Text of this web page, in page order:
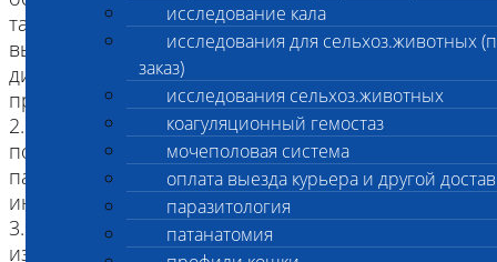
исследование кала
исследования для сельхоз.животных
заказ)
исследования сельхоз.животных
коагуляционный гемостаз
мочеполовая система
оплата выезда курьера и другой
паразитология
патанатомия
также сопутствующих заболеваний (при наличии
выписного эпикриза или прижизненных
диагнозов, предоставленных лечащим врачом
при оформлении Заказа).
2. Исследование 1-ой инфекции методом ПЦР
по результатам вскрытия (по решению
патоморфолога при подозрении на
инфекционное заболевание).
3. Морфологическое исследование жидкостей
из внутренних полостей по решению